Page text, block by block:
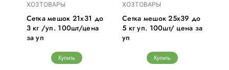
ХОЗТОВАРЫ
Сетка мешок 21х31 до
3 кг /уп. 100шт/цена
за уп
Купить
ХОЗТОВАРЫ
Сетка мешок 25х39 до
5 кг уп. 100шт/ цена за
уп
Купить